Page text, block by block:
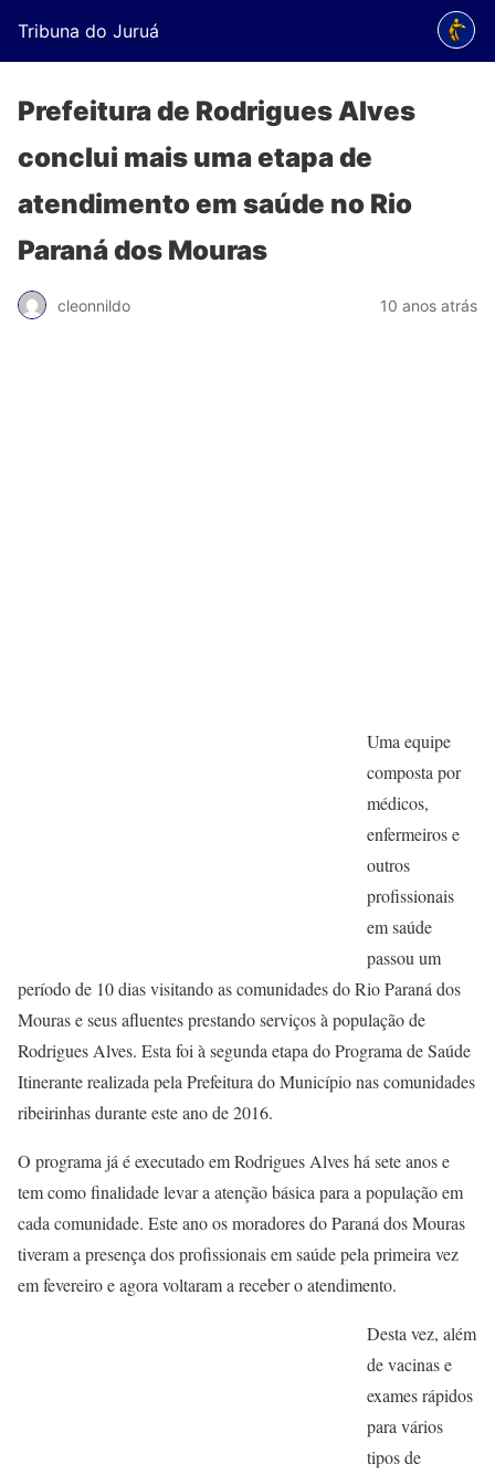
Tribuna do Juruá
Prefeitura de Rodrigues Alves
conclui mais uma etapa de
atendimento em saúde no Rio
Paraná dos Mouras
cleonnildo 10 anos atrás
Uma equipe
composta por
médicos,
enfermeiros e
outros
profissionais
em saúde
passou um
período de 10 dias visitando as comunidades do Rio Paraná dos
Mouras e seus afluentes prestando serviços à população de
Rodrigues Alves. Esta foi à segunda etapa do Programa de Saúde
Itinerante realizada pela Prefeitura do Município nas comunidades
ribeirinhas durante este ano de 2016.
O programa já é executado em Rodrigues Alves há sete anos e
tem como finalidade levar a atenção básica para a população em
cada comunidade. Este ano os moradores do Paraná dos Mouras
tiveram a presença dos profissionais em saúde pela primeira vez
em fevereiro e agora voltaram a receber o atendimento.
Desta vez, além
de vacinas e
exames rápidos
para vários
tipos de